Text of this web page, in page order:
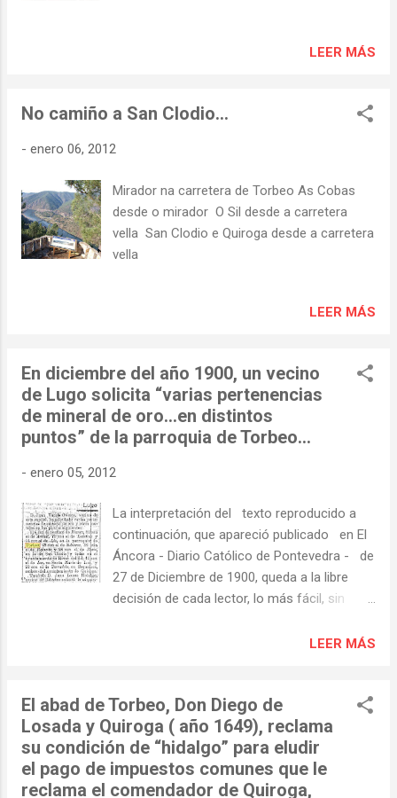
aparecen, del ayuntamiento de Ribas doLEER MÁS
No camiño a San Clodio...
- enero 06, 2012
Mirador na carretera de Torbeo As Cobas
desde o mirador O Sil desde a carretera
vella San Clodio e Quiroga desde a carretera
vella
LEER MÁS
En diciembre del año 1900, un vecino
de Lugo solicita “varias pertenencias
de mineral de oro…en distintos
puntos” de la parroquia de Torbeo…
- enero 05, 2012
La interpretación del texto reproducido a
continuación, que apareció publicado en El
Áncora - Diario Católico de Pontevedra - de
27 de Diciembre de 1900, queda a la libre
decisión de cada lector, lo más fácil, sin
rigor, seria pensar que se trata de un tramite
Torbeo podían estar situados en La Cubela y
zonas proximas donde, ya con anterioridad,
se tienen noticias de la existencia del
preciado “mineral”…. Lugo Don Juan Varela
Gómez, vecino de esta capital, ha solicitado
LEER MÁS
El abad de Torbeo, Don Diego de
Losada y Quiroga ( año 1649), reclama
su condición de “hidalgo” para eludir
el pago de impuestos comunes que le
reclama el comendador de Quiroga,